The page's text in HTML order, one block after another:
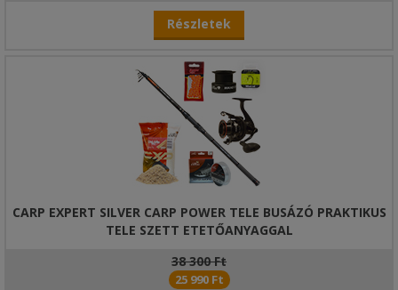
Részletek
CARP EXPERT SILVER CARP POWER TELE BUSÁZÓ PRAKTIKUS
TELE SZETT ETETŐANYAGGAL
38 300 Ft
25 990 Ft